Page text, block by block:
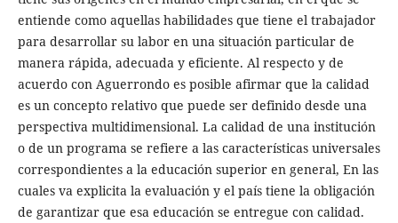
entiende como aquellas habilidades que tiene el trabajador
para desarrollar su labor en una situación particular de
manera rápida, adecuada y eficiente. Al respecto y de
acuerdo con Aguerrondo es posible afirmar que la calidad
es un concepto relativo que puede ser definido desde una
perspectiva multidimensional. La calidad de una institución
o de un programa se refiere a las características universales
correspondientes a la educación superior en general, En las
cuales va explicita la evaluación y el país tiene la obligación
de garantizar que esa educación se entregue con calidad.